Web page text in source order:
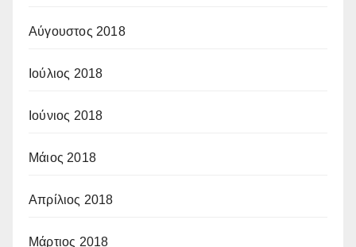
Αύγουστος 2018
Ιούλιος 2018
Ιούνιος 2018
Μάιος 2018
Απρίλιος 2018
Μάρτιος 2018